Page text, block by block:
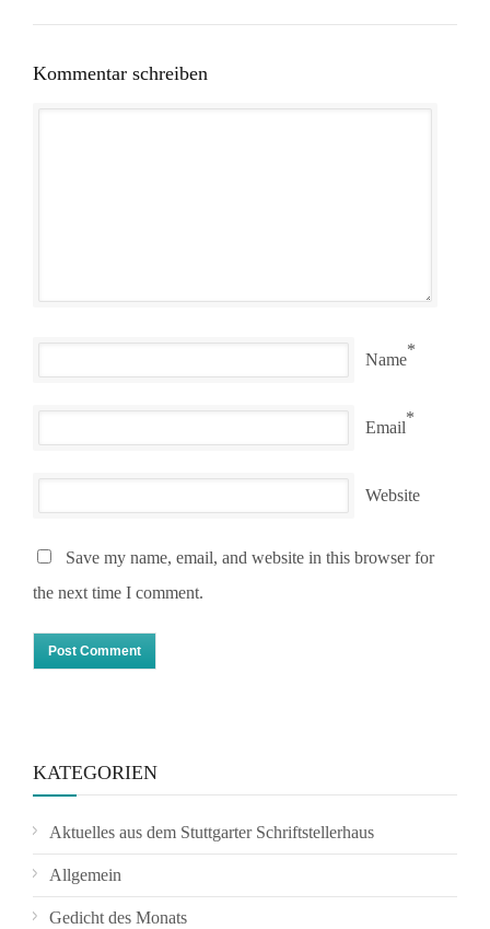
Kommentar schreiben
Name
*
Email
*
Website
Save my name, email, and website in this browser for
the next time I comment.
KATEGORIEN
Aktuelles aus dem Stuttgarter Schriftstellerhaus
Allgemein
Gedicht des Monats